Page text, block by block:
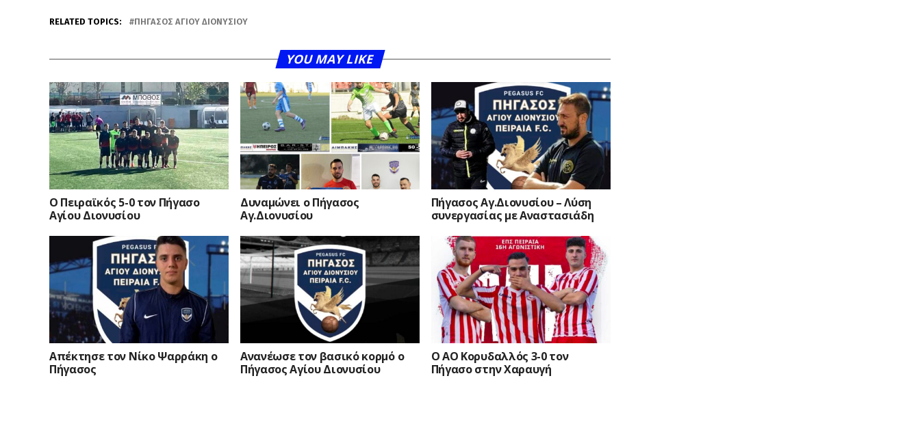
RELATED TOPICS: ΠΉΓΑΣΟΣ ΑΓΊΟΥ ΔΙΟΝΥΣΊΟΥ
YOU MAY LIKE
Ο Πειραϊκός 5-0 τον Πήγασο
Αγίου Διονυσίου
Δυναμώνει ο Πήγασος
Αγ.Διονυσίου
Πήγασος Αγ.Διονυσίου – Λύση
συνεργασίας με Αναστασιάδη
Απέκτησε τον Νίκο Ψαρράκη ο
Πήγασος
Ανανέωσε τον βασικό κορμό ο
Πήγασος Αγίου Διονυσίου
Ο ΑΟ Κορυδαλλός 3-0 τον
Πήγασο στην Χαραυγή